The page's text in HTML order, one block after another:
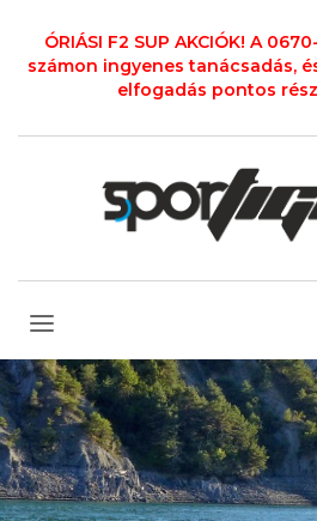
ÓRIÁSI F2 SUP AKCIÓK! A
számon ingyenes tanácsadás,
elfogadás pontos